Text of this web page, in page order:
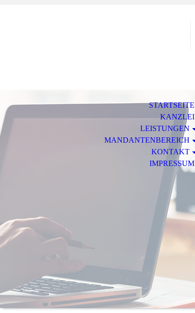
STARTSEITE
KANZLEI
LEISTUNGEN
MANDANTENBEREICH
KONTAKT
IMPRESSUM